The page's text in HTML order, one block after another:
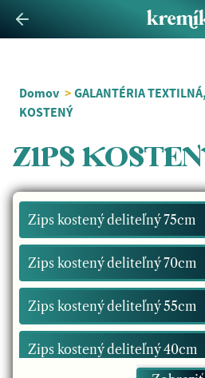
Domov > GALANTÉRIA
KOSTENÝ
ZIPS
Zips kostený deliteľný 75cm
Zips kostený deliteľný 70cm
Zips kostený deliteľný 55cm
Zips kostený deliteľný 40cm